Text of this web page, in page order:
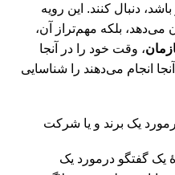
دنبال کنند. این رویه
می‌دهد، بلکه مهم‌تراز آن،
، وقت خود را در آنجا
انجام می‌دهند را شناسایی
گفتگو درمورد یک